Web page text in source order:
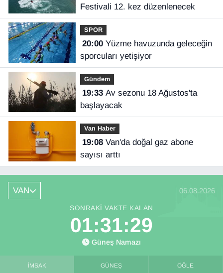
Festivali 12. kez düzenlenecek
SPOR
20:00Yüzme havuzunda geleceğin
sporcuları yetişiyor
Gündem
19:33Av sezonu 18 Ağustos'ta
başlayacak
Van Haber
19:08Van'da doğal gaz abone
sayısı arttı
VAN 06.08.2026
SONRAKI VAKTE KALAN
01:31:28
Güneş Namazı
İMSAK GÜNEŞ ÖĞLE